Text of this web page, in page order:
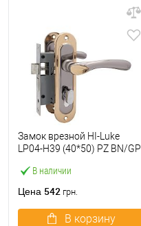
В наличии
Замок врезной HI-Luke
LP04-H39 (40*50) PZ BN/GP
Цена 542 грн.
В корзину